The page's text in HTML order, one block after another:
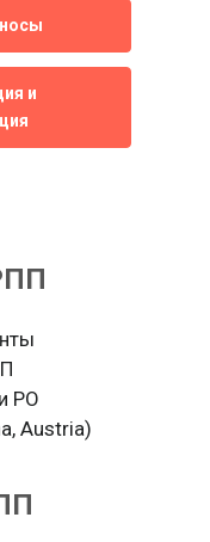
и
РО
Austria)